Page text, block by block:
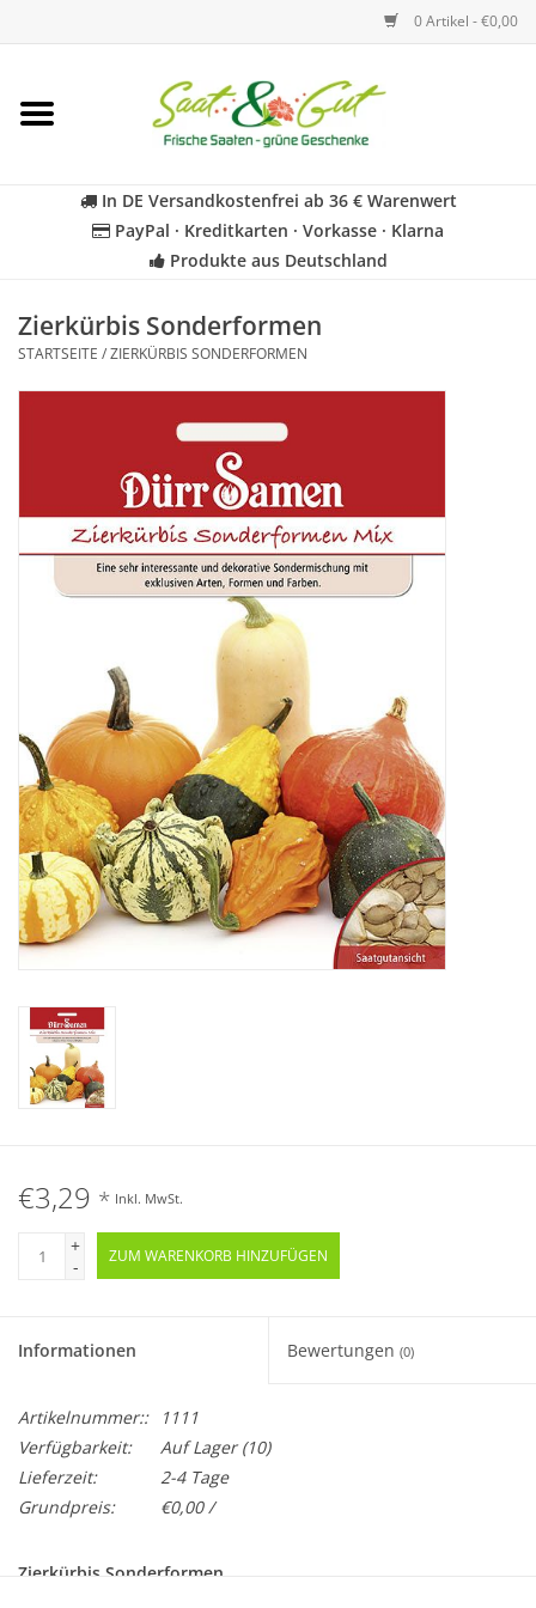
0 Artikel - €0,00
Startseite
Kräuter
Geschenkideen
Katalog
In DE Versandkostenfrei ab 36 € Warenwert
PayPal · Kreditkarten · Vorkasse · Klarna
Produkte aus Deutschland
Zierkürbis Sonderformen
STARTSEITE /ZIERKÜRBIS SONDERFORMEN
€3,29 * Inkl. MwSt.
+
-
ZUM WARENKORB HINZUFÜGEN
Informationen Bewertungen (0)
Artikelnummer::
1111
Verfügbarkeit:
Auf Lager(10)
Lieferzeit:
2-4 Tage
Grundpreis:
€0,00 /
Zierkürbis Sonderformen